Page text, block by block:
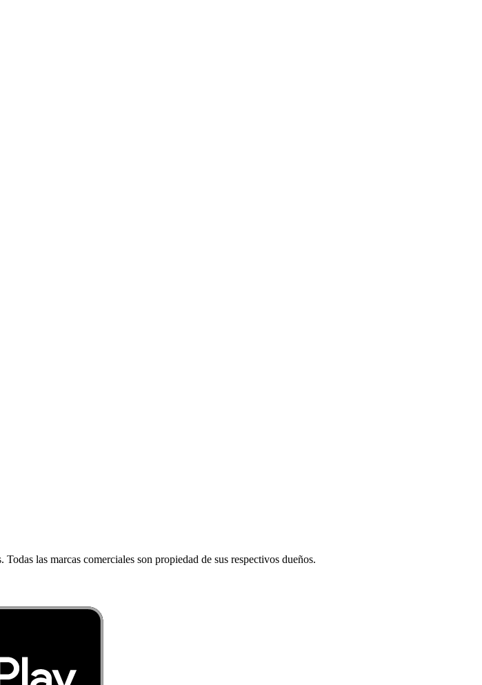
las marcas comerciales son propiedad de sus respectivos dueños.